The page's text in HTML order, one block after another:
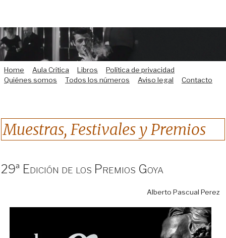
Home Aula Crítica Libros
Política de privacidad
Quiénes somos
Todos los números Aviso legal Contacto
Muestras, Festivales y Premios
29ª Edición de los Premios Goya
Alberto Pascual Perez